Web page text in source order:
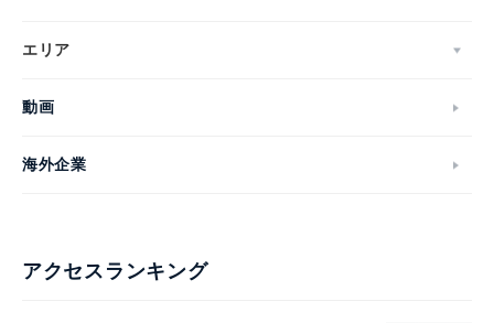
エリア
動画
海外企業
アクセスランキング